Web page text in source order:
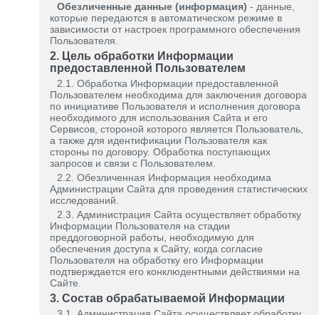
Обезличенные данные (информация) - данные,
которые передаются в автоматическом режиме в
зависимости от настроек программного обеспечения
Пользователя.
2. Цель обработки Информации
предоставленной Пользователем
2.1. Обработка Информации предоставленной
Пользователем необходима для заключения договора
по инициативе Пользователя и исполнения договора
необходимого для использования Сайта и его
Сервисов, стороной которого является Пользователь,
а также для идентификации Пользователя как
стороны по договору. Обработка поступающих
запросов и связи с Пользователем.
2.2. Обезличенная Информация необходима
Администрации Сайта для проведения статистических
исследований.
2.3. Администрация Сайта осуществляет обработку
Информации Пользователя на стадии
преддоговорной работы, необходимую для
обеспечения доступа к Сайту, когда согласие
Пользователя на обработку его Информации
подтверждается его конклюдентными действиями на
Сайте.
3. Состав обрабатываемой Информации